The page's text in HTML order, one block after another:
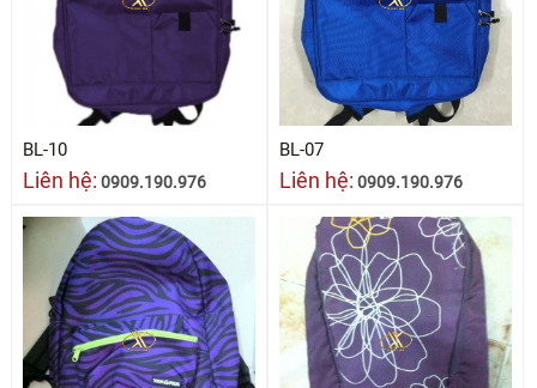
BL-10
Liên hệ: 0909.190.976
BL-07
Liên hệ: 0909.190.976